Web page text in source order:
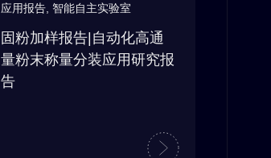
应用报告 智能自主实验室
固粉加样报告|自动化高通
量粉末称量分装应用研究报
告